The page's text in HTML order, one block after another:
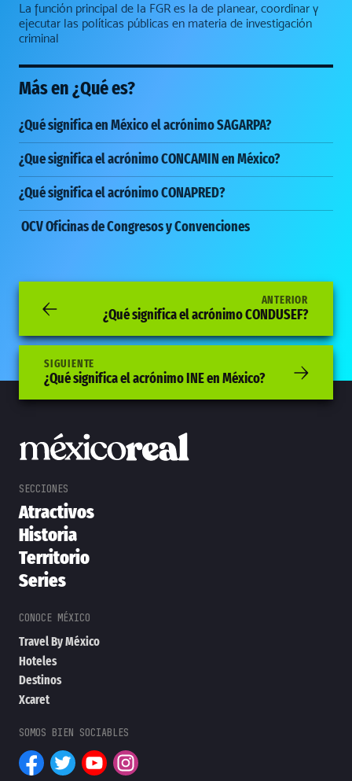
La función principal de la FGR es la de planear, coordinar y
ejecutar las políticas públicas en materia de investigación
criminal
Más en¿Qué es?
¿Qué significa en México el acrónimo SAGARPA?
¿Que significa el acrónimo CONCAMIN en México?
¿Qué significa el acrónimo CONAPRED?
OCV Oficinas de Congresos y Convenciones
ANTERIOR
¿Qué significa el acrónimo CONDUSEF?
SIGUIENTE
¿Qué significa el acrónimo INE en México?
Atractivos
Historia
Territorio
Series
Travel By México
Hoteles
Destinos
Xcaret